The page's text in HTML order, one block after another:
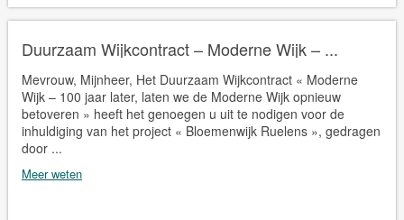
Duurzaam Wijkcontract – Moderne Wijk – ...
Mevrouw, Mijnheer, Het Duurzaam Wijkcontract « Moderne
Wijk – 100 jaar later, laten we de Moderne Wijk opnieuw
betoveren » heeft het genoegen u uit te nodigen voor de
inhuldiging van het project « Bloemenwijk Ruelens », gedragen
door ...
Meer weten